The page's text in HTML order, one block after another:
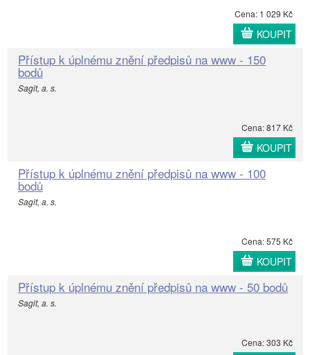
Cena: 1 029 Kč
KOUPIT
Přístup k úplnému znění předpisů na www - 150
bodů
Sagit, a. s.
Cena: 817 Kč
KOUPIT
Přístup k úplnému znění předpisů na www - 100
bodů
Sagit, a. s.
Cena: 575 Kč
KOUPIT
Přístup k úplnému znění předpisů na www - 50 bodů
Sagit, a. s.
Cena: 303 Kč